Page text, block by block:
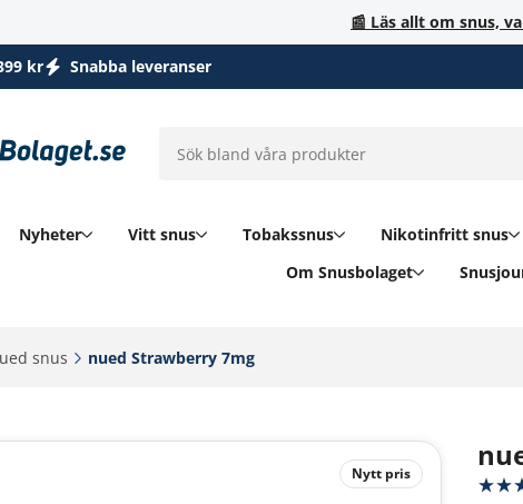
📰 Läs allt om snus,
kr Snabba leveranser
Nyheter Vitt snus Tobakssnus Nikotinfritt snus
Om Snusbolaget
snus‎ nued Strawberry 7mg‎
Nytt pris